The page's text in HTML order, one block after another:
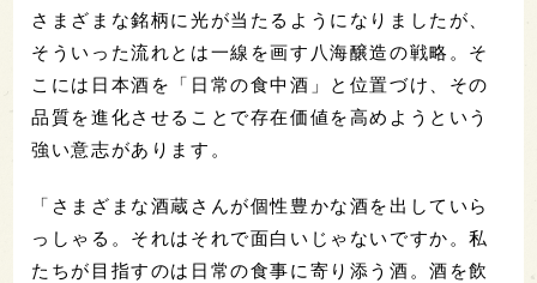
さまざまな銘柄に光が当たるようになりましたが、
そういった流れとは一線を画す八海醸造の戦略。そ
こには日本酒を「日常の食中酒」と位置づけ、その
品質を進化させることで存在価値を高めようという
強い意志があります。
「さまざまな酒蔵さんが個性豊かな酒を出していら
っしゃる。それはそれで面白いじゃないですか。私
たちが目指すのは日常の食事に寄り添う酒。酒を飲